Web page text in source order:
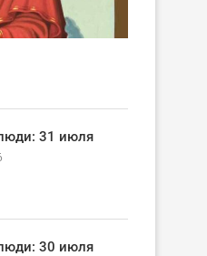
31 июля
30 июля